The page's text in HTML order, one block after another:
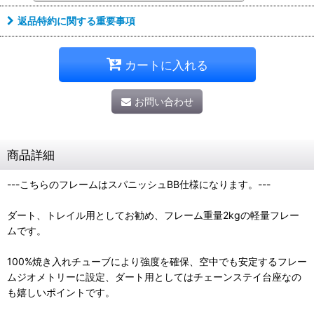
返品特約に関する重要事項
カートに入れる
お問い合わせ
商品詳細
---こちらのフレームはスパニッシュBB仕様になります。---
ダート、トレイル用としてお勧め、フレーム重量2kgの軽量フレー
ムです。
100%焼き入れチューブにより強度を確保、空中でも安定するフレー
ムジオメトリーに設定、ダート用としてはチェーンステイ台座なの
も嬉しいポイントです。